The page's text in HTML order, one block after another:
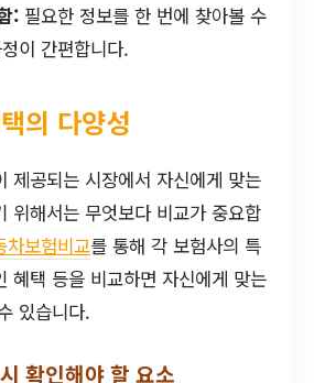
: 필요한 정보를 한 번에 찾아볼 수
이 간편합니다.
의 다양성
제공되는 시장에서 자신에게 맞는
위해서는 무엇보다 비교가 중요합
차보험비교를 통해 각 보험사의 특
혜택 등을 비교하면 자신에게 맞는
있습니다.
확인해야 할 요소